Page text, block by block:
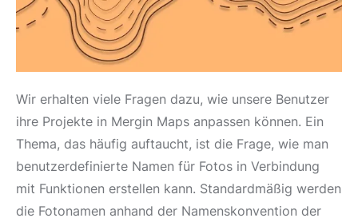
Wir erhalten viele Fragen dazu, wie unsere Benutzer
ihre Projekte in Mergin Maps anpassen können. Ein
Thema, das häufig auftaucht, ist die Frage, wie man
benutzerdefinierte Namen für Fotos in Verbindung
mit Funktionen erstellen kann. Standardmäßig werden
die Fotonamen anhand der Namenskonvention der